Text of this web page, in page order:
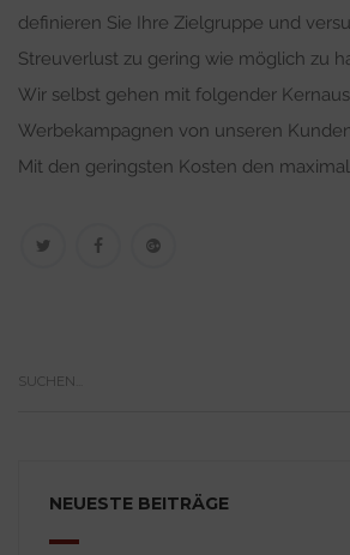
definieren Sie Ihre Zielgruppe und
Streuverlust zu gering wie möglich zu
Wir selbst gehen mit folgender
Werbekampagnen von unseren
Mit den geringsten Kosten den
NEUESTE BEITRÄGE